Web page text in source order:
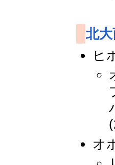
北
ヒ
オ